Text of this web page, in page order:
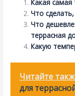
Какая самая
Что
Что
террасная
Какую
Читайте
для